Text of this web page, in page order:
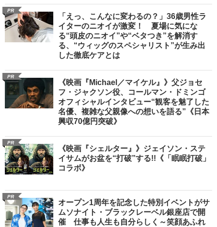
PR
「えっ、こんなに変わるの？」36歳男性ラ
イターのニオイが激変！ 夏場に気にな
る“頭皮のニオイ”や“ベタつき”を解消す
る、“ウィッグのスペシャリスト”が生み出
した徹底ケアとは
PR
《映画『Michael／マイケル』》父ジョセ
フ・ジャクソン役、コールマン・ドミンゴ
オフィシャルインタビュー“観客を魅了した
名優、複雑な父親像への想いを語る”《日本
興収70億円突破》
PR
《映画『シェルター』》ジェイソン・ステ
イサムがお盆を“打破”する!!《「眠眠打破」
コラボ》
PR
オープン1周年を記念した特別イベントがサ
ムソナイト・ブラックレーベル銀座店で開
催 仕事も人生も自分らしく～笑顔あふれ